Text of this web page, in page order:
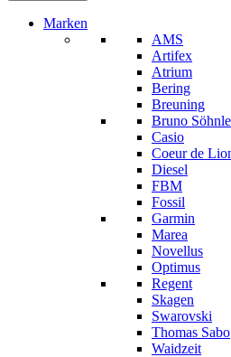
Marken
AMS
Artifex
Atrium
Bering
Breuning
Bruno Söhnle
Casio
Coeur de
Diesel
FBM
Fossil
Garmin
Marea
Novellus
Optimus
Regent
Skagen
Swarovski
Thomas Sabo
Waidzeit